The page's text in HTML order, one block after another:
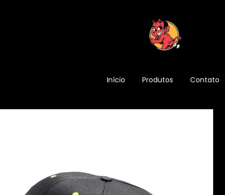
Início Produtos Contato